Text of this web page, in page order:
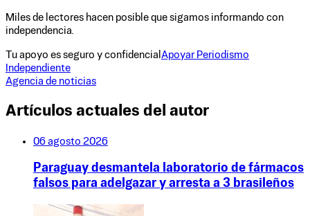
Miles de lectores hacen posible que sigamos informando con
independencia.
Tu apoyo es seguro y confidencial Apoyar Periodismo
Independiente
Agencia de noticias
Artículos actuales del autor
06 agosto 2026
Paraguay desmantela laboratorio de fármacos
falsos para adelgazar y arresta a 3 brasileños